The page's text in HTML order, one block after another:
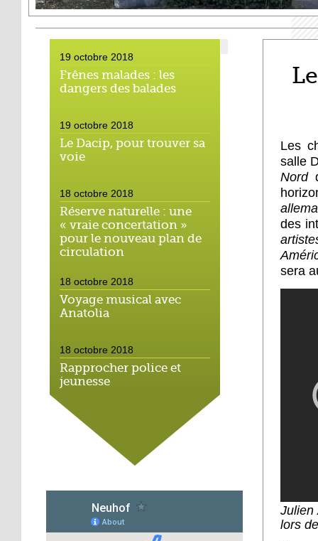
19 octobre 2018
Frênes malades : les
dangers des balades
19 octobre 2018
Le Dacip, pour trouver sa
voie
18 octobre 2018
Réserve naturelle : une
« vraie concertation »
pour le nouveau plan de
circulation
18 octobre 2018
Voyage musical avec
Anatolia
18 octobre 2018
Rapprocher police et
jeunesse
18 octobre 2018
Un jardin face aux
obstacles
Jouer à Fifa à la
médiathèque
Les
salle
Nord
des
sera
Julien
lors